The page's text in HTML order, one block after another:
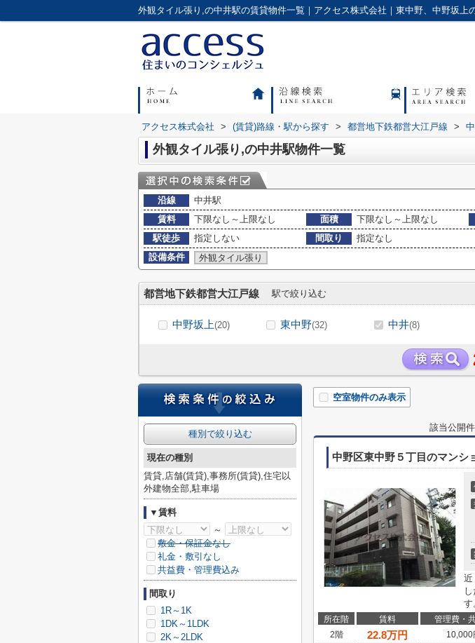
アクセス株式会社 > (賃貸)路線・駅から探す > 都営地下鉄都営大江戸線 >
外観タイル張り,の中井駅物件一覧
沿線
中井駅
賃料
下限なし～上限なし 面積 下限なし～上限なし
駅徒歩
指定しない 間取り
指定なし
設備条件
外観タイル張り
都営地下鉄都営大江戸線 駅で絞り込む
中野坂上(20) 東中野(32) 中井(8)
空室物件のみ表示
該当公開
中野区東中野５丁目のマンシ
近
す
所在階 賃料 管理費・
2階
22.8万円 10,000
種別で絞り込む
現在の種別
賃貸,店舗(賃貸),事務所(賃貸),住宅以
外建物全部,駐車場
▼賃料
～
敷金・保証金なし
礼金・敷引なし
共益費・管理費込み
間取り
1R～1K
1DK～1LDK
2K～2LDK